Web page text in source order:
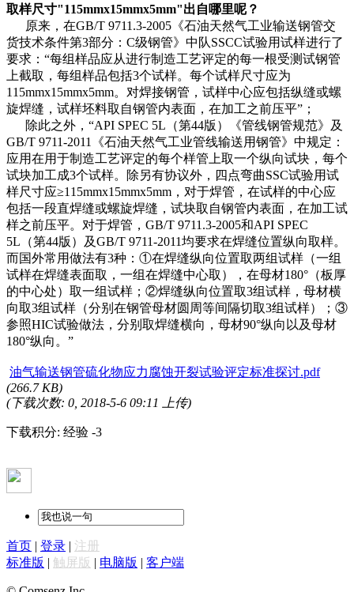
取样尺寸"115mmx15mmx5mm"出自哪里呢？
原来，在GB/T 9711.3-2005《石油天然气工业输送钢管交
货技术条件第3部分：C级钢管》中队SSCC试验用试样进行了
要求：“每组样品应从进行制造工艺评定的每一根受测试钢管
上截取，每组样品包括3个试样。每个试样尺寸应为
115mmx15mmx5mm。对焊接钢管，试样中心应包括纵缝或螺
旋焊缝，试样坯料取自钢管内表面，在加工之前压平”；
除此之外，“API SPEC 5L（第44版）《管线钢管规范》及
GB/T 9711-2011《石油天然气工业管线输送用钢管》中规定：
应用在用于制造工艺评定的每个样管上取一个纵向试块，每个
试块加工成3个试样。除另有协议外，四点弯曲SSC试验用试
样尺寸应≥115mmx15mmx5mm，对于焊管，在试样的中心应
包括一段直焊缝或螺旋焊缝，试块取自钢管内表面，在加工试
样之前压平。对于焊管，GB/T 9711.3-2005和API SPEC
5L（第44版）及GB/T 9711-2011均要求在焊缝位置纵向取样。
而国外常用做法有3种：①在焊缝纵向位置取两组试样（一组
试样在焊缝表面取，一组在焊缝中心取），在母材180°（板厚
的中心处）取一组试样；②焊缝纵向位置取3组试样，母材横
向取3组试样（分别在钢管母材圆周等间隔切取3组试样）；③
参照HIC试验做法，分别取焊缝横向，母材90°纵向以及母材
180°纵向。”
油气输送钢管硫化物应力腐蚀开裂试验评定标准探讨.pdf
(266.7 KB)
(下载次数: 0, 2018-5-6 09:11 上传)
下载积分: 经验 -3
首页 | 登录 | 注册
标准版 | 触屏版 | 电脑版 | 客户端